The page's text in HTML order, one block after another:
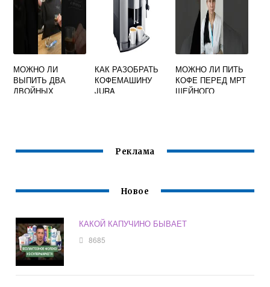
МОЖНО ЛИ
ВЫПИТЬ ДВА
ДВОЙНЫХ
КАК РАЗОБРАТЬ
КОФЕМАШИНУ
JURA
МОЖНО ЛИ ПИТЬ
КОФЕ ПЕРЕД МРТ
ШЕЙНОГО
Реклама
Новое
КАКОЙ КАПУЧИНО БЫВАЕТ
8685